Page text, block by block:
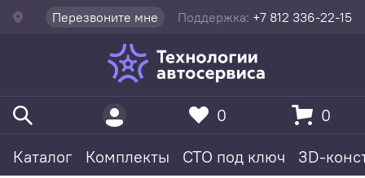
Перезвоните мне Поддержка: +7 812 336-22-15
Каталог Комплекты СТО под ключ 3D-
0 0